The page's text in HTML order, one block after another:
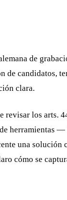
de
candidatos,
clara.
revisar los arts.
herramientas
una solución
cómo se